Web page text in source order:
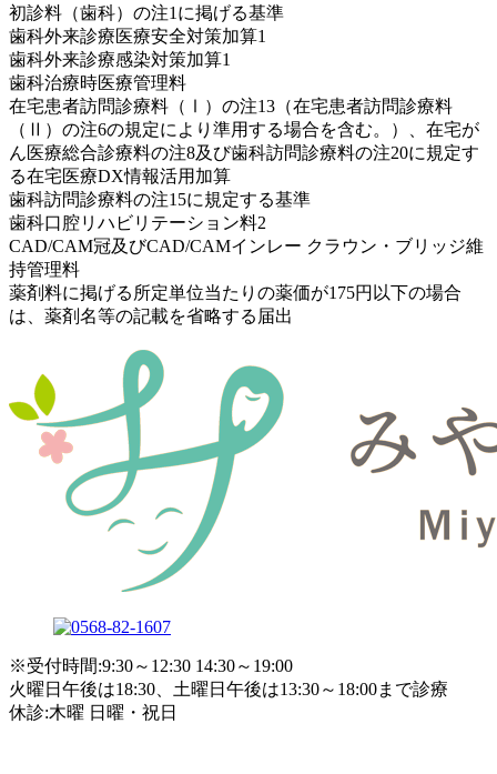
初診料（歯科）の注1に掲げる基準
歯科外来診療医療安全対策加算1
歯科外来診療感染対策加算1
歯科治療時医療管理料
在宅患者訪問診療料（Ⅰ）の注13（在宅患者訪問診療料
（Ⅱ）の注6の規定により準用する場合を含む。）、在宅が
ん医療総合診療料の注8及び歯科訪問診療料の注20に規定す
る在宅医療DX情報活用加算
歯科訪問診療料の注15に規定する基準
歯科口腔リハビリテーション料2
CAD/CAM冠及びCAD/CAMインレー クラウン・ブリッジ維
持管理料
薬剤料に掲げる所定単位当たりの薬価が175円以下の場合
は、薬剤名等の記載を省略する届出
※受付時間:9:30～12:30 14:30～19:00
火曜日午後は18:30、土曜日午後は13:30～18:00まで診療
休診:木曜 日曜・祝日